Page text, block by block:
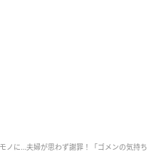
ノに…夫婦が思わず謝罪！「ゴメンの気持ち